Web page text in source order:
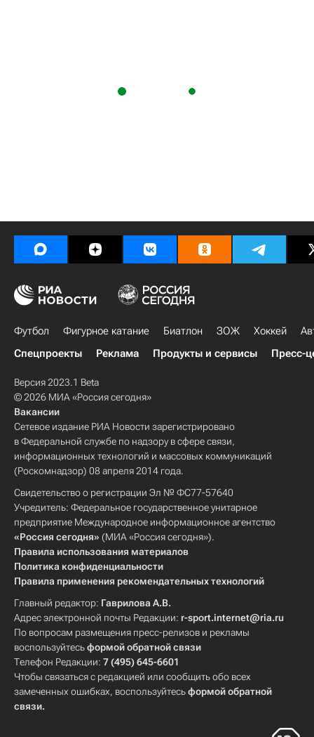
Футбол Фигурное катание Биатлон ЗОЖ Хоккей
Спецпроекты
Реклама Продукты и сервисы Пресс-
Версия 2023.1 Beta
© 2026 МИА «Россия сегодня»
Вакансии
Сетевое издание РИА Новости зарегистрировано
в Федеральной службе по надзору в сфере связи,
информационных технологий и массовых коммуникаций
(Роскомнадзор) 08 апреля 2014 года.
Свидетельство о регистрации Эл № ФС77-57640
Учредитель: Федеральное государственное унитарное
предприятие Международное информационное агентство
«Россия сегодня» (МИА «Россия сегодня»).
Правила использования материалов
Политика конфиденциальности
Правила применения рекомендательных технологий
Главный редактор: Гаврилова А.В.
Адрес электронной почты Редакции: r-sport.internet@ria.ru
По вопросам размещения пресс-релизов и рекламы
воспользуйтесьформой обратной связи
Телефон Редакции: 7 (495) 645-6601
Чтобы связаться с редакцией или сообщить обо всех
замеченных ошибках, воспользуйтесьформой обратной
связи.